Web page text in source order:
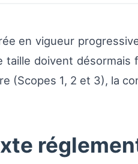
en vigueur
taille doivent
(Scopes 1, 2 et 3), la